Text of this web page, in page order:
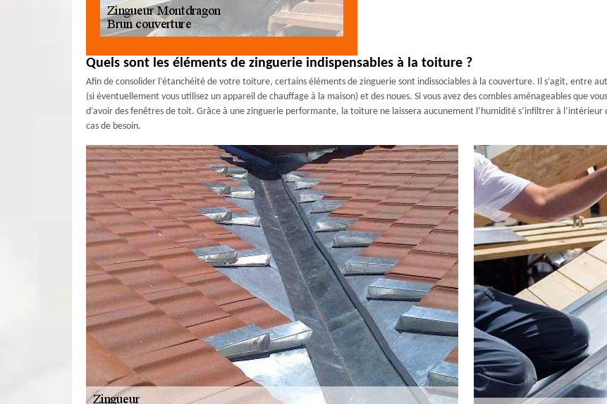
Quels sont les éléments de zinguerie indispensables à la toiture ?
Afin de consolider l’étanchéité de votre toiture, certains éléments de zinguerie sont indissociables à la couverture. Il s’agit, entre
(si éventuellement vous utilisez un appareil de chauffage à la maison) et des noues. Si vous avez des combles aménageables que
d’avoir des fenêtres de toit. Grâce à une zinguerie performante, la toiture ne laissera aucunement l’humidité s’infiltrer à
cas de besoin.